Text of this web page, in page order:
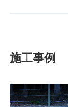
施工事例